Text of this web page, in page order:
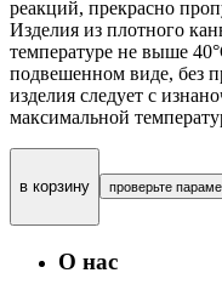
реакций, прекрасно
Изделия из плотного
температуре не выше
подвешенном виде, без
изделия следует с
максимальной
в корзину проверьте
О нас